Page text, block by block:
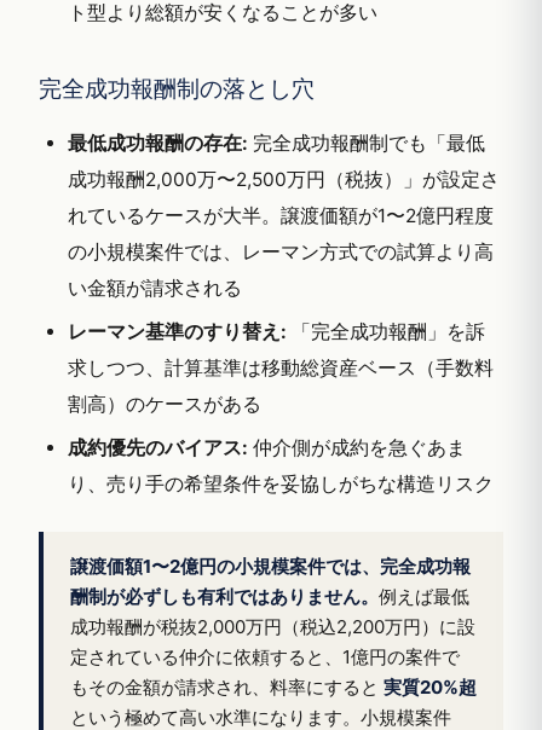
ト型より総額が安くなることが多い
完全成功報酬制の落とし穴
最低成功報酬の存在: 完全成功報酬制でも「最低
成功報酬2,000万〜2,500万円（税抜）」が設定さ
れているケースが大半。譲渡価額が1〜2億円程度
の小規模案件では、レーマン方式での試算より高
い金額が請求される
レーマン基準のすり替え: 「完全成功報酬」を訴
求しつつ、計算基準は移動総資産ベース（手数料
割高）のケースがある
成約優先のバイアス: 仲介側が成約を急ぐあま
り、売り手の希望条件を妥協しがちな構造リスク
譲渡価額1〜2億円の小規模案件では、完全成功報
酬制が必ずしも有利ではありません。 例えば最低
成功報酬が税抜2,000万円（税込2,200万円）に設
定されている仲介に依頼すると、1億円の案件で
もその金額が請求され、料率にすると 実質20%超
という極めて高い水準になります。小規模案件